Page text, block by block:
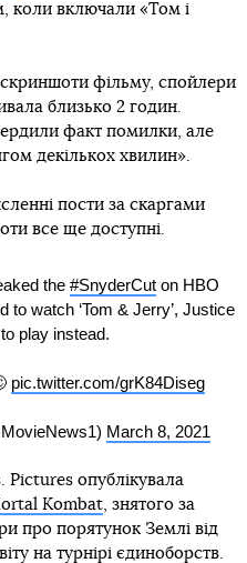
коли включали «Том і
фільму, спойлери
близько 2 годин.
факт помилки, але
декількох хвилин».
пости за скаргами
все ще доступні.
the #SnyderCut on HBO
watch ‘Tom & Jerry’, Justice
play instead.
pic.twitter.com/grK84Diseg
March 8, 2021
Pictures опублікувала
Kombat, знятого за
про порятунок Землі від
на турнірі єдиноборств.